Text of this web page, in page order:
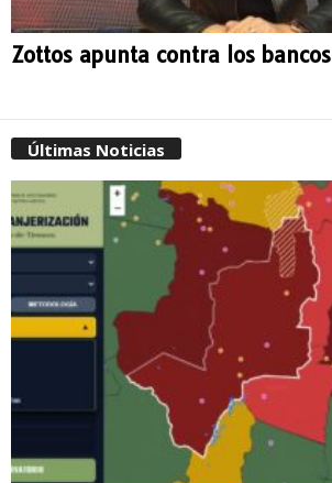
Zottos apunta contra los bancos
Últimas Noticias